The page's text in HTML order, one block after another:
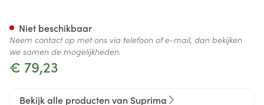
€ 79,23
Niet beschikbaar
Neem contact op met ons via telefoon of e-mail, dan bekijken
we samen de mogelijkheden.
Bekijk alle producten van Suprima